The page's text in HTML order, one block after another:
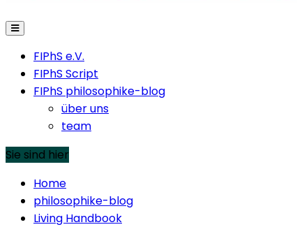
FIPhS e.V.
FIPhS Script
FIPhS philosophike-blog
über uns
team
Sie sind hier
Home
philosophike-blog
Living Handbook